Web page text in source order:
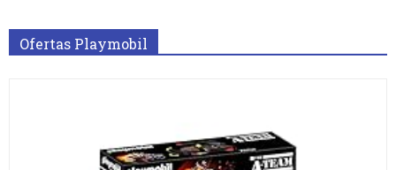
Ofertas Playmobil